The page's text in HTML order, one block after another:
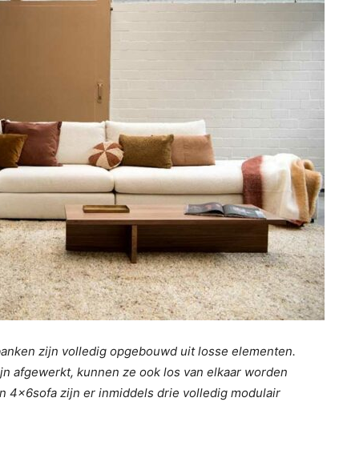
zijn volledig opgebouwd uit losse elementen.
afgewerkt, kunnen ze ook los van elkaar worden
4x6sofa zijn er inmiddels drie volledig modulair